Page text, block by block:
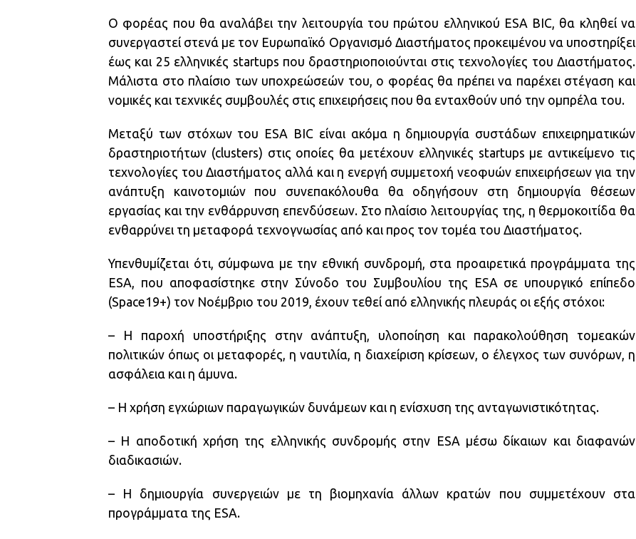
Ο φορέας που θα αναλάβει την λειτουργία του πρώτου ελληνικού ESA BIC, θα κληθεί να
συνεργαστεί στενά με τον Ευρωπαϊκό Οργανισμό Διαστήματος προκειμένου να υποστηρίξει
έως και 25 ελληνικές startups που δραστηριοποιούνται στις τεχνολογίες του Διαστήματος.
Μάλιστα στο πλαίσιο των υποχρεώσεών του, ο φορέας θα πρέπει να παρέχει στέγαση και
νομικές και τεχνικές συμβουλές στις επιχειρήσεις που θα ενταχθούν υπό την ομπρέλα του.
Μεταξύ των στόχων του ESA BIC είναι ακόμα η δημιουργία συστάδων επιχειρηματικών
δραστηριοτήτων (clusters) στις οποίες θα μετέχουν ελληνικές startups με αντικείμενο τις
τεχνολογίες του Διαστήματος αλλά και η ενεργή συμμετοχή νεοφυών επιχειρήσεων για την
ανάπτυξη καινοτομιών που συνεπακόλουθα θα οδηγήσουν στη δημιουργία θέσεων
εργασίας και την ενθάρρυνση επενδύσεων. Στο πλαίσιο λειτουργίας της, η θερμοκοιτίδα θα
ενθαρρύνει τη μεταφορά τεχνογνωσίας από και προς τον τομέα του Διαστήματος.
Υπενθυμίζεται ότι, σύμφωνα με την εθνική συνδρομή, στα προαιρετικά προγράμματα της
ESA, που αποφασίστηκε στην Σύνοδο του Συμβουλίου της ESA σε υπουργικό επίπεδο
(Space19+) τον Νοέμβριο του 2019, έχουν τεθεί από ελληνικής πλευράς οι εξής στόχοι:
– Η παροχή υποστήριξης στην ανάπτυξη, υλοποίηση και παρακολούθηση τομεακών
πολιτικών όπως οι μεταφορές, η ναυτιλία, η διαχείριση κρίσεων, ο έλεγχος των συνόρων, η
ασφάλεια και η άμυνα.
– Η χρήση εγχώριων παραγωγικών δυνάμεων και η ενίσχυση της ανταγωνιστικότητας.
– Η αποδοτική χρήση της ελληνικής συνδρομής στην ESA μέσω δίκαιων και διαφανών
διαδικασιών.
– Η δημιουργία συνεργειών με τη βιομηχανία άλλων κρατών που συμμετέχουν στα
προγράμματα της ESA.